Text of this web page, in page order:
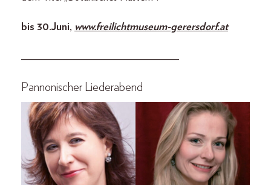
bis 30. Juni, www.freilichtmuseum-gerersdorf.at
_____________________________
Pannonischer Liederabend